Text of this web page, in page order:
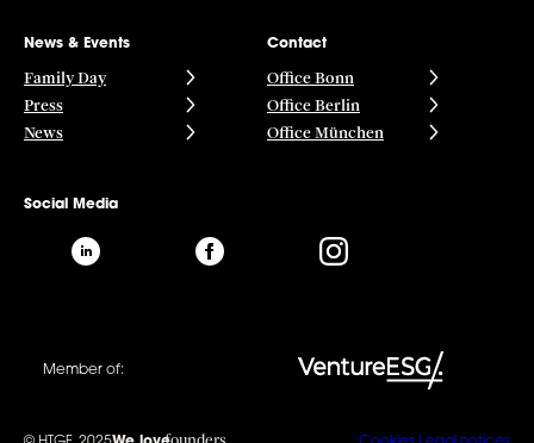
News & Events
Family Day
Press
News
Contact
Office Bonn
Office Berlin
Office München
Social Media
Member of: